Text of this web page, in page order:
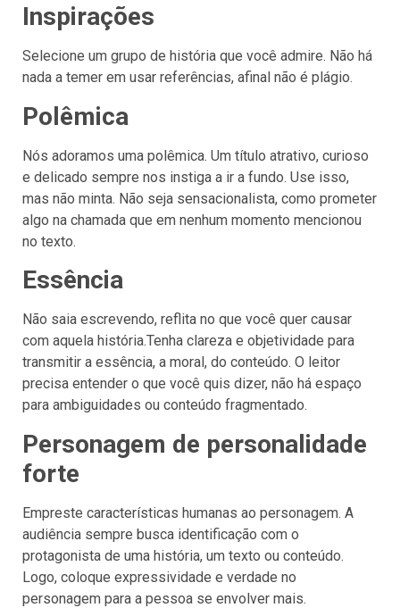
Inspirações
Selecione um grupo de história que você admire. Não há
nada a temer em usar referências, afinal não é plágio.
Polêmica
Nós adoramos uma polêmica. Um título atrativo, curioso
e delicado sempre nos instiga a ir a fundo. Use isso,
mas não minta. Não seja sensacionalista, como prometer
algo na chamada que em nenhum momento mencionou
no texto.
Essência
Não saia escrevendo, reflita no que você quer causar
com aquela história.Tenha clareza e objetividade para
transmitir a essência, a moral, do conteúdo. O leitor
precisa entender o que você quis dizer, não há espaço
para ambiguidades ou conteúdo fragmentado.
Personagem de personalidade
forte
Empreste características humanas ao personagem. A
audiência sempre busca identificação com o
protagonista de uma história, um texto ou conteúdo.
Logo, coloque expressividade e verdade no
personagem para a pessoa se envolver mais.